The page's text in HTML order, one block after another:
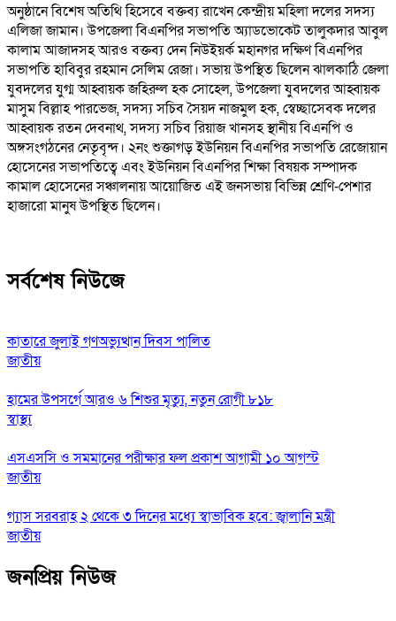
অনুষ্ঠানে বিশেষ অতিথি হিসেবে বক্তব্য রাখেন কেন্দ্রীয় মহিলা দলের সদস্য
এলিজা জামান। উপজেলা বিএনপির সভাপতি অ্যাডভোকেট তালুকদার আবুল
কালাম আজাদসহ আরও বক্তব্য দেন নিউইয়র্ক মহানগর দক্ষিণ বিএনপির
সভাপতি হাবিবুর রহমান সেলিম রেজা। সভায় উপস্থিত ছিলেন ঝালকাঠি জেলা
যুবদলের যুগ্ম আহ্বায়ক জহিরুল হক সোহেল, উপজেলা যুবদলের আহ্বায়ক
মাসুম বিল্লাহ পারভেজ, সদস্য সচিব সৈয়দ নাজমুল হক, স্বেচ্ছাসেবক দলের
আহ্বায়ক রতন দেবনাথ, সদস্য সচিব রিয়াজ খানসহ স্থানীয় বিএনপি ও
অঙ্গসংগঠনের নেতৃবৃন্দ। ২নং শুক্তাগড় ইউনিয়ন বিএনপির সভাপতি রেজোয়ান
হোসেনের সভাপতিত্বে এবং ইউনিয়ন বিএনপির শিক্ষা বিষয়ক সম্পাদক
কামাল হোসেনের সঞ্চালনায় আয়োজিত এই জনসভায় বিভিন্ন শ্রেণি-পেশার
হাজারো মানুষ উপস্থিত ছিলেন।
সর্বশেষ নিউজে
কাতারে জুলাই গণঅভ্যুত্থান দিবস পালিত
জাতীয়
হামের উপসর্গে আরও ৬ শিশুর মৃত্যু, নতুন রোগী ৮১৮
স্বাস্থ্য
এসএসসি ও সমমানের পরীক্ষার ফল প্রকাশ আগামী ১০ আগস্ট
জাতীয়
গ্যাস সরবরাহ ২ থেকে ৩ দিনের মধ্যে স্বাভাবিক হবে: জ্বালানি মন্ত্রী
জাতীয়
জনপ্রিয় নিউজ